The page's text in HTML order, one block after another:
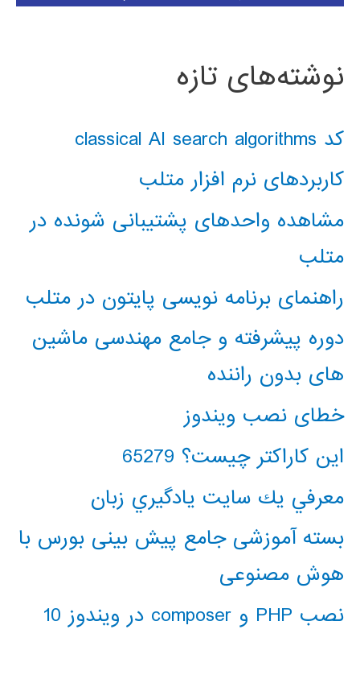
نوشته‌های تازه
کد classical AI search algorithms
کاربردهای نرم افزار متلب
مشاهده واحدهای پشتیبانی شونده در
متلب
راهنمای برنامه نویسی پایتون در متلب
دوره پیشرفته و جامع مهندسی ماشین
های بدون راننده
خطای نصب ویندوز
این کاراکتر چیست؟ 65279
معرفي يك سايت يادگيري زبان
بسته آموزشی جامع پیش بینی بورس با
هوش مصنوعی
نصب PHP و composer در ویندوز 10